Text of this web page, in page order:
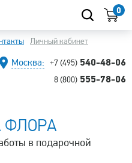
0
Личный кабинет
Москва: +7 (495) 540-48-06
8 (800) 555-78-06
ФЛОРА
в подарочной